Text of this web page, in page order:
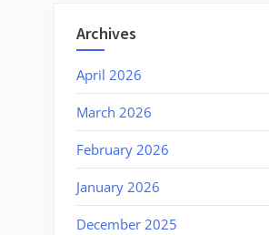
Archives
April 2026
March 2026
February 2026
January 2026
December 2025